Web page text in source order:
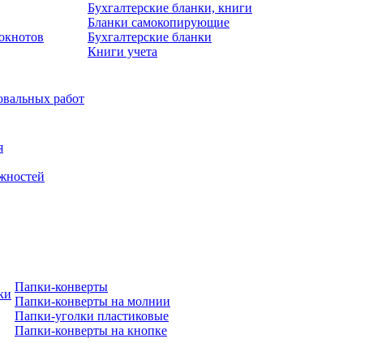
Бухгалтерские бланки, книги
Бланки самокопирующие
Бухгалтерские бланки
Книги учета
работ
Папки-конверты
Папки-конверты на молнии
Папки-уголки пластиковые
Папки-конверты на кнопке